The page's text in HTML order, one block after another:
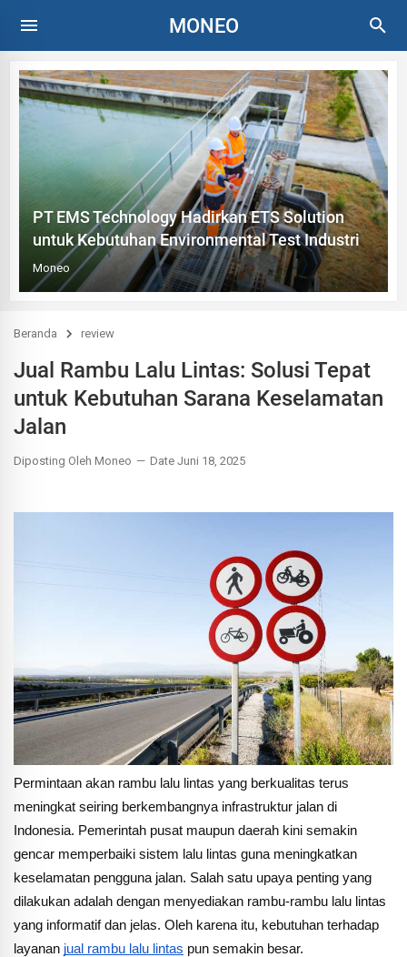
MONEO
PT EMS Technology Hadirkan ETS Solution
untuk Kebutuhan Environmental Test Industri
Moneo
Beranda review
Jual Rambu Lalu Lintas: Solusi Tepat
untuk Kebutuhan Sarana Keselamatan
Jalan
Diposting Oleh Moneo Date Juni 18, 2025
Permintaan akan rambu lalu lintas yang berkualitas terus
meningkat seiring berkembangnya infrastruktur jalan di
Indonesia. Pemerintah pusat maupun daerah kini semakin
gencar memperbaiki sistem lalu lintas guna meningkatkan
keselamatan pengguna jalan. Salah satu upaya penting yang
dilakukan adalah dengan menyediakan rambu-rambu lalu lintas
yang informatif dan jelas. Oleh karena itu, kebutuhan terhadap
layanan jual rambu lalu lintas pun semakin besar.